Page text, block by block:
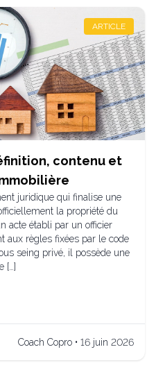
ARTICLE
contenu et
juridique qui finalise une
la propriété du
acte établi par un officier
aux règles fixées par le code
seing privé, il possède une
[…]
Coach Copro • 16 juin 2026